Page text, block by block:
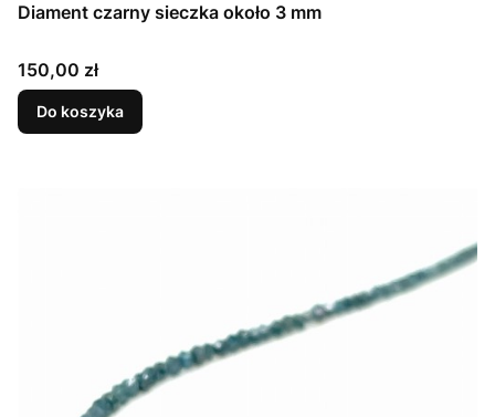
Diament czarny sieczka około 3 mm
Cena
150,00 zł
Do koszyka